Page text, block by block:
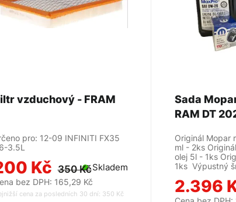
pro: 12-09 INFINITI FX35
3.5L
Kč 350 KčSkladem
bez DPH: 165,29 Kč
cena za posledních 30 dní: 350 Kč
Sada
RAM DT
Originál Mopar
ml - 2ks
olej 5l - 1ks
1ks Výpustný
2.396